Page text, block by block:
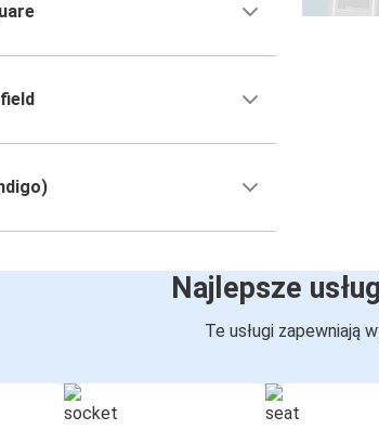
Najlepsze
Te usługi zapewniają